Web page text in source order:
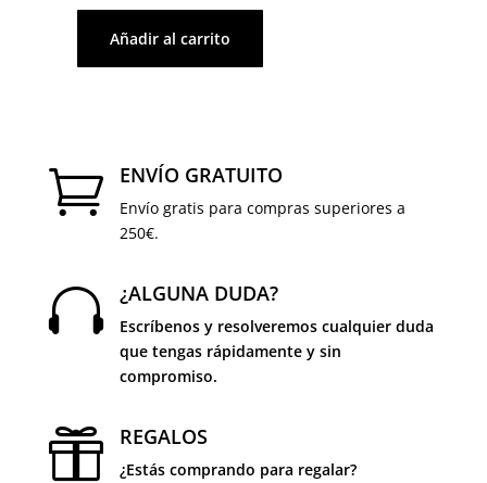
Añadir al carrito
 ENVÍO GRATUITO
Envío gratis para compras superiores a
250€.
 ¿ALGUNA DUDA?
Escríbenos y resolveremos cualquier duda
que tengas rápidamente y sin
compromiso.
 REGALOS
¿Estás comprando para regalar?